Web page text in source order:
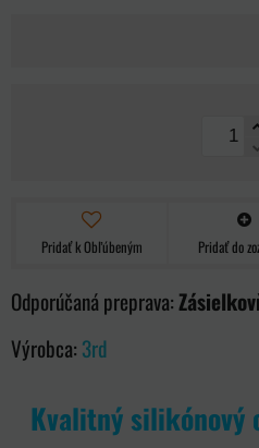
Pridať k Obľúbeným Pridať do
Výrobca: 3rd
Kvalitný silikónový